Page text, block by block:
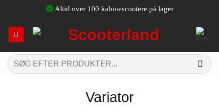
indhold
Altid over 100 kabinescootere på lager
Søg
efter:
Variator